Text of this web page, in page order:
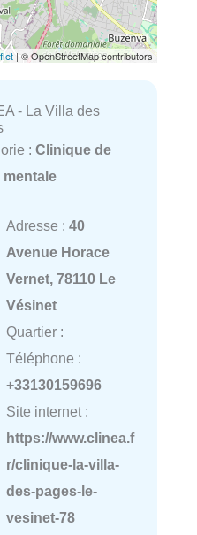
| © OpenStreetMap contributors
- La Villa des
: Clinique de
mentale
Adresse : 40
Avenue Horace
Vernet, 78110 Le
Vésinet
Quartier :
Téléphone :
+33130159696
Site internet :
https://www.clinea.f
r/clinique-la-villa-
des-pages-le-
vesinet-78